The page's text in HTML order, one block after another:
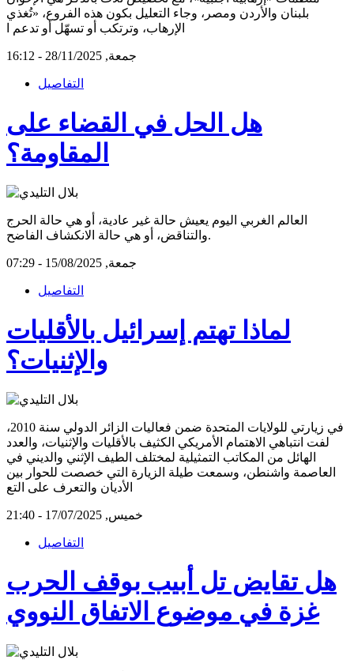
بلبنان والأردن ومصر، وجاء التعليل بكون هذه الفروع، «تُغذي
الإرهاب، وترتكب أو تسهّل أو تدعم ا
جمعة, 28/11/2025 - 16:12
التفاصيل
هل الحل في القضاء على
المقاومة؟
العالم الغربي اليوم يعيش حالة غير عادية، أو هي حالة الحرج
والتناقض، أو هي حالة الانكشاف الفاضح.
جمعة, 15/08/2025 - 07:29
التفاصيل
لماذا تهتم إسرائيل بالأقليات
والإثنيات؟
في زيارتي للولايات المتحدة ضمن فعاليات الزائر الدولي سنة 2010،
لفت انتباهي الاهتمام الأمريكي الكثيف بالأقليات والإثنيات، والعدد
الهائل من المكاتب التمثيلية لمختلف الطيف الإثني والديني في
العاصمة واشنطن، وسمعت طيلة الزيارة التي خصصت للحوار بين
الأديان والتعرف على التع
خميس, 17/07/2025 - 21:40
التفاصيل
هل تقايض تل أبيب بوقف الحرب
غزة في موضوع الاتفاق النووي